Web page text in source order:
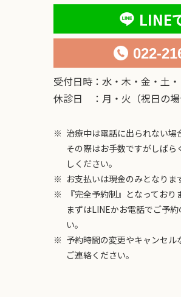
LINE
022-
受付日時：水・木・金・土
休診日 ：月・火（祝日の場
治療中は電話に出られない場
その際はお手数ですがしばら
しください。
お支払いは現金のみとなりま
『完全予約制』となっており
まずはLINEかお電話でご予
い。
予約時間の変更やキャンセル
ご連絡ください。